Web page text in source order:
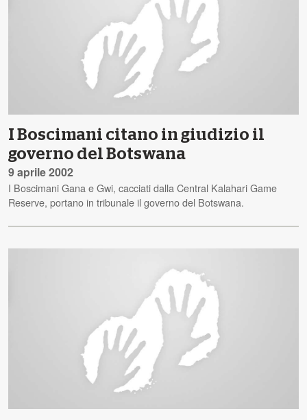
I Boscimani citano in giudizio il
governo del Botswana
9 aprile 2002
I Boscimani Gana e Gwi, cacciati dalla Central Kalahari Game
Reserve, portano in tribunale il governo del Botswana.